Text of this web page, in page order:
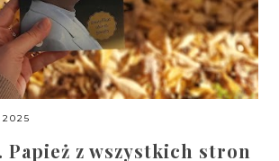
Papież z wszystkich stron